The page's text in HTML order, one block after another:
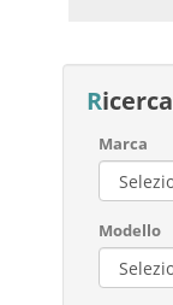
Ricerca
Marca
Modello